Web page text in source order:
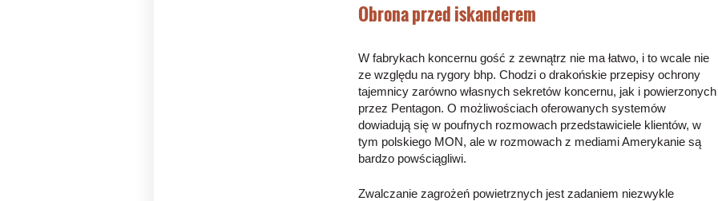
Obrona przed iskanderem
W fabrykach koncernu gość z zewnątrz nie ma łatwo, i to wcale nie
ze względu na rygory bhp. Chodzi o drakońskie przepisy ochrony
tajemnicy zarówno własnych sekretów koncernu, jak i powierzonych
przez Pentagon. O możliwościach oferowanych systemów
dowiadują się w poufnych rozmowach przedstawiciele klientów, w
tym polskiego MON, ale w rozmowach z mediami Amerykanie są
bardzo powściągliwi.
Zwalczanie zagrożeń powietrznych jest zadaniem niezwykle